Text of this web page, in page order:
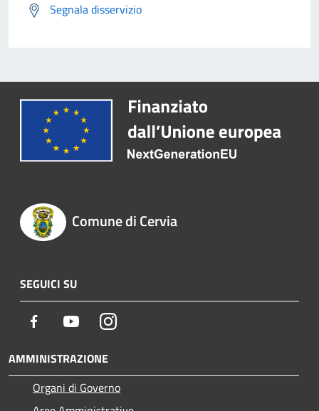
Segnala disservizio
Comune di Cervia
SEGUICI SU
Facebook YoutubeInstagram
AMMINISTRAZIONE
Organi di Governo